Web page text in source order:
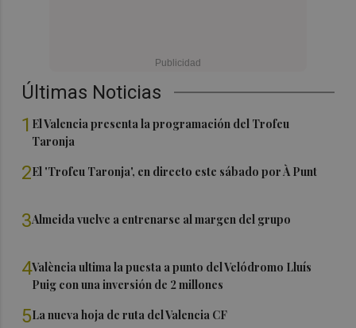
Últimas Noticias
1 El Valencia presenta la programación del Trofeu
Taronja
2El 'Trofeu Taronja', en directo este sábado por À Punt
3Almeida vuelve a entrenarse al margen del grupo
4València ultima la puesta a punto del Velódromo Lluís
Puig con una inversión de 2 millones
5La nueva hoja de ruta del Valencia CF